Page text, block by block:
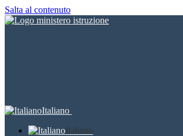
Salta al contenuto
Italiano
Italiano